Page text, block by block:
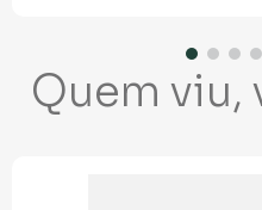
Quem viu,